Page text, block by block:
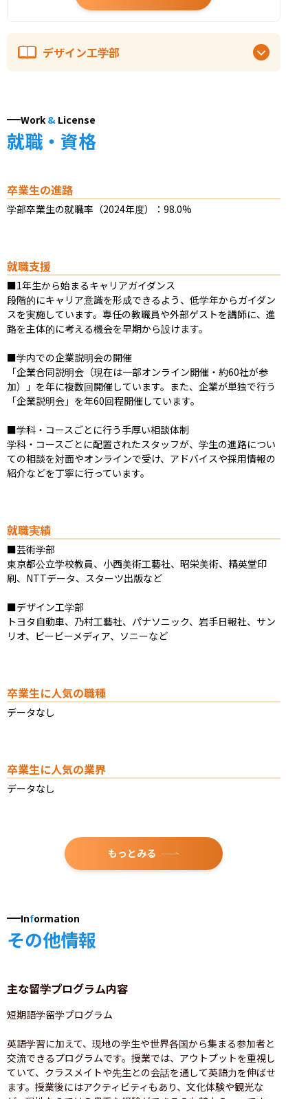
デザイン工学部
Work & License
就職・資格
卒業生の進路
学部卒業生の就職率（2024年度）：98.0%
就職支援
■1年生から始まるキャリアガイダンス
段階的にキャリア意識を形成できるよう、低学年からガイダン
スを実施しています。専任の教職員や外部ゲストを講師に、進
路を主体的に考える機会を早期から設けます。
■学内での企業説明会の開催
「企業合同説明会（現在は一部オンライン開催・約60社が参
加）」を年に複数回開催しています。また、企業が単独で行う
「企業説明会」を年60回程開催しています。
■学科・コースごとに行う手厚い相談体制
学科・コースごとに配置されたスタッフが、学生の進路につい
ての相談を対面やオンラインで受け、アドバイスや採用情報の
紹介などを丁寧に行っています。
就職実績
■芸術学部
東京都公立学校教員、小西美術工藝社、昭栄美術、精英堂印
刷、NTTデータ、スターツ出版など
■デザイン工学部
トヨタ自動車、乃村工藝社、パナソニック、岩手日報社、サン
リオ、ビービーメディア、ソニーなど
卒業生に人気の職種
データなし
卒業生に人気の業界
データなし
もっとみる
Information
その他情報
主な留学プログラム内容
短期語学留学プログラム
英語学習に加えて、現地の学生や世界各国から集まる参加者と
交流できるプログラムです。授業では、アウトプットを重視し
ていて、クラスメイトや先生との会話を通して英語力を伸ばせ
ます。授業後にはアクティビティもあり、文化体験や観光な